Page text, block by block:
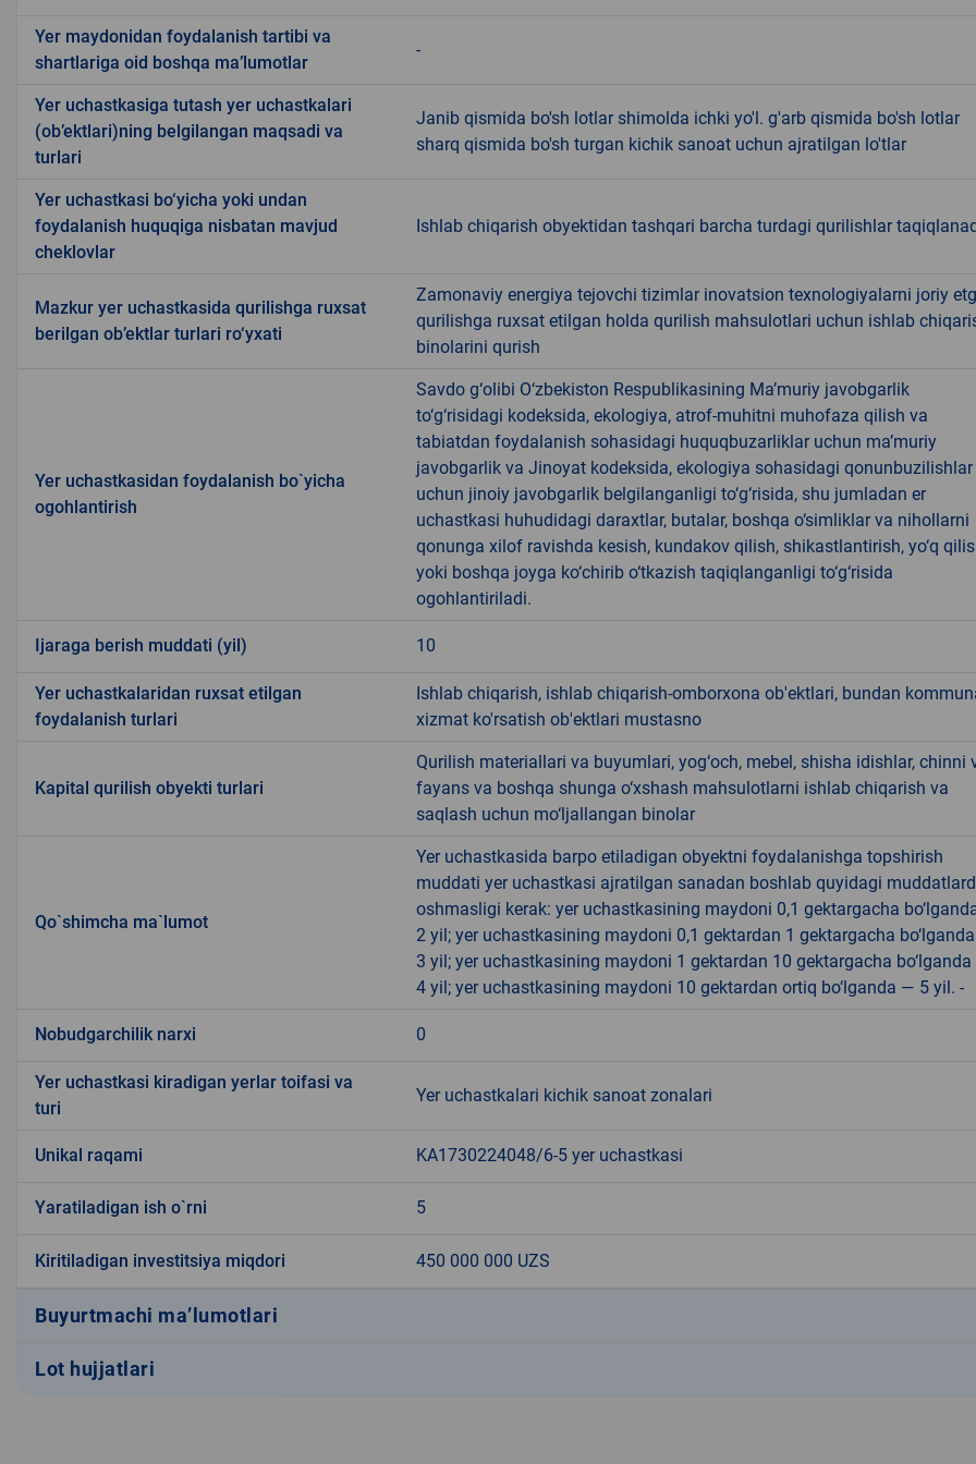
Yer maydonidan foydalanish tartibi va
shartlariga oid boshqa ma’lumotlar
-
Yer uchastkasiga tutash yer uchastkalari
(ob’ektlari)ning belgilangan maqsadi va
turlari
Janib qismida bo'sh lotlar shimolda ichki yo'l. g'arb qismida bo'sh lotlar
sharq qismida bo'sh turgan kichik sanoat uchun ajratilgan lo'tlar
Yer uchastkasi bo‘yicha yoki undan
foydalanish huquqiga nisbatan mavjud
cheklovlar
Ishlab chiqarish obyektidan tashqari barcha turdagi qurilishlar
Mazkur yer uchastkasida qurilishga ruxsat
berilgan ob’ektlar turlari ro‘yxati
Zamonaviy energiya tejovchi tizimlar inovatsion texnologiyalarni joriy
qurilishga ruxsat etilgan holda qurilish mahsulotlari uchun ishlab
binolarini qurish
Yer uchastkasidan foydalanish bo`yicha
ogohlantirish
Savdo g‘olibi O‘zbekiston Respublikasining Ma’muriy javobgarlik
to‘g‘risidagi kodeksida, ekologiya, atrof-muhitni muhofaza qilish va
tabiatdan foydalanish sohasidagi huquqbuzarliklar uchun ma’muriy
javobgarlik va Jinoyat kodeksida, ekologiya sohasidagi qonunbuzilishlar
uchun jinoiy javobgarlik belgilanganligi to‘g‘risida, shu jumladan er
uchastkasi huhudidagi daraxtlar, butalar, boshqa o‘simliklar va nihollarni
qonunga xilof ravishda kesish, kundakov qilish, shikastlantirish, yo‘q
yoki boshqa joyga ko‘chirib o‘tkazish taqiqlanganligi to‘g‘risida
ogohlantiriladi.
Ijaraga berish muddati (yil) 10
Yer uchastkalaridan ruxsat etilgan
foydalanish turlari
Ishlab chiqarish, ishlab chiqarish-omborxona ob'ektlari, bundan
xizmat ko'rsatish ob'ektlari mustasno
Kapital qurilish obyekti turlari
Qurilish materiallari va buyumlari, yog‘och, mebel, shisha idishlar, chinni
fayans va boshqa shunga o‘xshash mahsulotlarni ishlab chiqarish va
saqlash uchun mo‘ljallangan binolar
Qo`shimcha ma`lumot
Yer uchastkasida barpo etiladigan obyektni foydalanishga topshirish
muddati yer uchastkasi ajratilgan sanadan boshlab quyidagi
oshmasligi kerak: yer uchastkasining maydoni 0,1 gektargacha
2 yil; yer uchastkasining maydoni 0,1 gektardan 1 gektargacha
3 yil; yer uchastkasining maydoni 1 gektardan 10 gektargacha
4 yil; yer uchastkasining maydoni 10 gektardan ortiq bo‘lganda — 5 yil. -
Nobudgarchilik narxi 0
Yer uchastkasi kiradigan yerlar toifasi va
turi
Yer uchastkalari kichik sanoat zonalari
Unikal raqami KA1730224048/6-5 yer uchastkasi
Yaratiladigan ish o`rni 5
Kiritiladigan investitsiya miqdori 450 000 000 UZS
Buyurtmachi ma’lumotlari
Lot hujjatlari